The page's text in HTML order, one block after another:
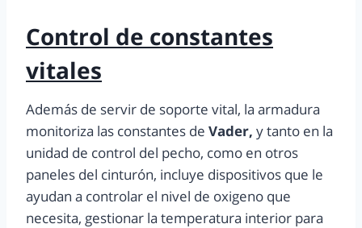
Control de constantes
vitales
Además de servir de soporte vital, la armadura
monitoriza las constantes de Vader, y tanto en la
unidad de control del pecho, como en otros
paneles del cinturón, incluye dispositivos que le
ayudan a controlar el nivel de oxigeno que
necesita, gestionar la temperatura interior para